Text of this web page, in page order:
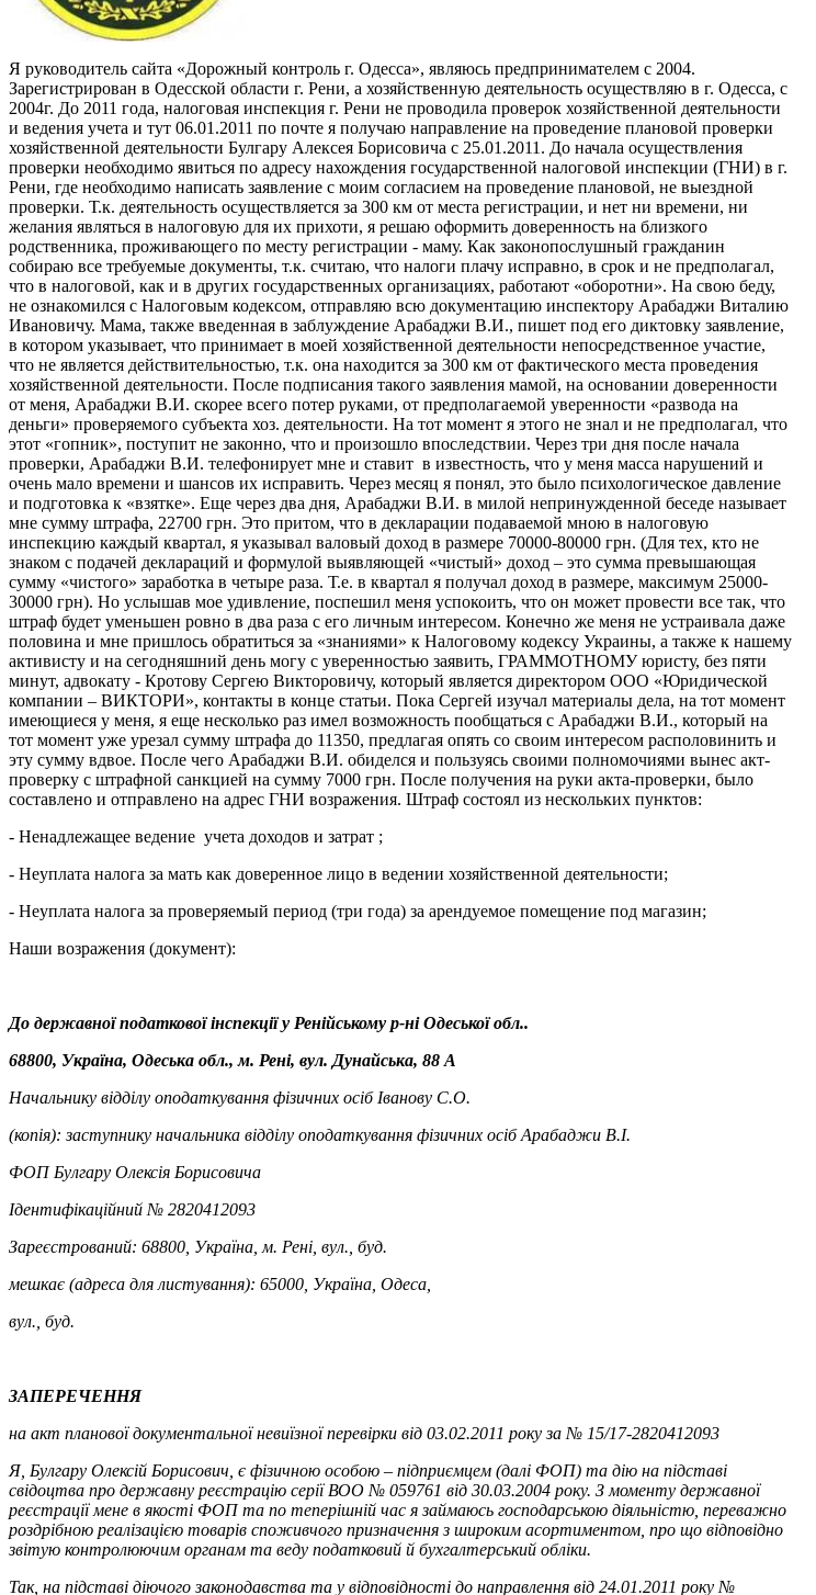
Я руководитель сайта «Дорожный контроль г. Одесса», являюсь предпринимателем с 2004.
Зарегистрирован в Одесской области г. Рени, а хозяйственную деятельность осуществляю в г. Одесса, с
2004г. До 2011 года, налоговая инспекция г. Рени не проводила проверок хозяйственной деятельности
и ведения учета и тут 06.01.2011 по почте я получаю направление на проведение плановой проверки
хозяйственной деятельности Булгару Алексея Борисовича с 25.01.2011. До начала осуществления
проверки необходимо явиться по адресу нахождения государственной налоговой инспекции (ГНИ) в г.
Рени, где необходимо написать заявление с моим согласием на проведение плановой, не выездной
проверки. Т.к. деятельность осуществляется за 300 км от места регистрации, и нет ни времени, ни
желания являться в налоговую для их прихоти, я решаю оформить доверенность на близкого
родственника, проживающего по месту регистрации - маму. Как законопослушный гражданин
собираю все требуемые документы, т.к. считаю, что налоги плачу исправно, в срок и не предполагал,
что в налоговой, как и в других государственных организациях, работают «оборотни». На свою беду,
не ознакомился с Налоговым кодексом, отправляю всю документацию инспектору Арабаджи Виталию
Ивановичу. Мама, также введенная в заблуждение Арабаджи В.И., пишет под его диктовку заявление,
в котором указывает, что принимает в моей хозяйственной деятельности непосредственное участие,
что не является действительностью, т.к. она находится за 300 км от фактического места проведения
хозяйственной деятельности. После подписания такого заявления мамой, на основании доверенности
от меня, Арабаджи В.И. скорее всего потер руками, от предполагаемой уверенности «развода на
деньги» проверяемого субъекта хоз. деятельности. На тот момент я этого не знал и не предполагал, что
этот «гопник», поступит не законно, что и произошло впоследствии. Через три дня после начала
проверки, Арабаджи В.И. телефонирует мне и ставит в известность, что у меня масса нарушений и
очень мало времени и шансов их исправить. Через месяц я понял, это было психологическое давление
и подготовка к «взятке». Еще через два дня, Арабаджи В.И. в милой непринужденной беседе называет
мне сумму штрафа, 22700 грн. Это притом, что в декларации подаваемой мною в налоговую
инспекцию каждый квартал, я указывал валовый доход в размере 70000-80000 грн. (Для тех, кто не
знаком с подачей деклараций и формулой выявляющей «чистый» доход – это сумма превышающая
сумму «чистого» заработка в четыре раза. Т.е. в квартал я получал доход в размере, максимум 25000-
30000 грн). Но услышав мое удивление, поспешил меня успокоить, что он может провести все так, что
штраф будет уменьшен ровно в два раза с его личным интересом. Конечно же меня не устраивала даже
половина и мне пришлось обратиться за «знаниями» к Налоговому кодексу Украины, а также к нашему
активисту и на сегодняшний день могу с уверенностью заявить, ГРАММОТНОМУ юристу, без пяти
минут, адвокату - Кротову Сергею Викторовичу, который является директором ООО «Юридической
компании – ВИКТОРИ», контакты в конце статьи. Пока Сергей изучал материалы дела, на тот момент
имеющиеся у меня, я еще несколько раз имел возможность пообщаться с Арабаджи В.И., который на
тот момент уже урезал сумму штрафа до 11350, предлагая опять со своим интересом располовинить и
эту сумму вдвое. После чего Арабаджи В.И. обиделся и пользуясь своими полномочиями вынес акт-
проверку с штрафной санкцией на сумму 7000 грн. После получения на руки акта-проверки, было
составлено и отправлено на адрес ГНИ возражения. Штраф состоял из нескольких пунктов:
- Ненадлежащее ведение учета доходов и затрат ;
- Неуплата налога за мать как доверенное лицо в ведении хозяйственной деятельности;
- Неуплата налога за проверяемый период (три года) за арендуемое помещение под магазин;
Наши возражения (документ):
До державної податкової інспекції у Ренійському р-ні Одеської обл..
68800, Україна, Одеська обл., м. Рені, вул. Дунайська, 88 А
Начальнику відділу оподаткування фізичних осіб Іванову С.О.
(копія): заступнику начальника відділу оподаткування фізичних осіб Арабаджи В.І.
ФОП Булгару Олексія Борисовича
Ідентифікаційний № 2820412093
Зареєстрований: 68800, Україна, м. Рені, вул., буд.
мешкає (адреса для листування): 65000, Україна, Одеса,
вул., буд.
ЗАПЕРЕЧЕННЯ
на акт планової документальної невиїзної перевірки від 03.02.2011 року за № 15/17-2820412093
Я, Булгару Олексій Борисович, є фізичною особою – підприємцем (далі ФОП) та дію на підставі
свідоцтва про державну реєстрацію серії ВОО № 059761 від 30.03.2004 року. З моменту державної
реєстрації мене в якості ФОП та по теперішній час я займаюсь господарською діяльністю, переважно
роздрібною реалізацією товарів споживчого призначення з широким асортиментом, про що відповідно
звітую контролюючим органам та веду податковий й бухгалтерський обліки.
Так, на підставі діючого законодавства та у відповідності до направлення від 24.01.2011 року №